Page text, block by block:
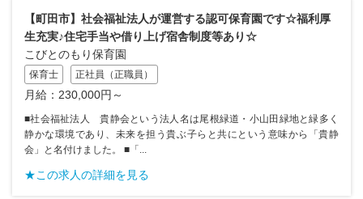
【町田市】社会福祉法人が運営する認可保育園です☆福利厚
生充実♪住宅手当や借り上げ宿舎制度等あり☆
こびとのもり保育園
保育士 正社員（正職員）
月給：230,000円～
■社会福祉法人 貴静会という法人名は尾根緑道・小山田緑地と緑多く
静かな環境であり、未来を担う貴ぶ子らと共にという意味から「貴静
会」と名付けました。 ■「...
★この求人の詳細を見る